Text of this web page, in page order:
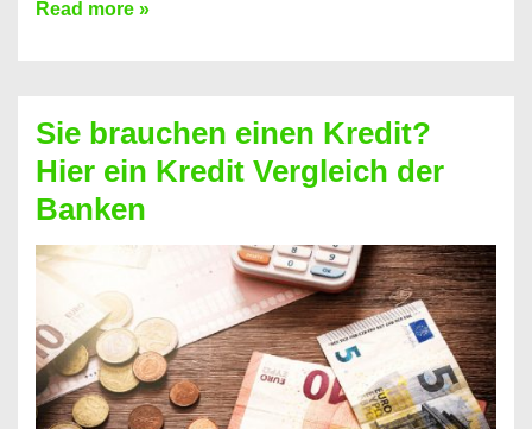
Brauchen
Summe
Geld?
Hier
einen
10000
Euro
Kredit
finden
Read more »
Sie brauchen einen Kredit?
Hier ein Kredit Vergleich der
Banken